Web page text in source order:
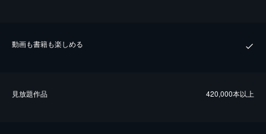
動画も書籍も楽しめる
⾒放題作品 420,000本以上